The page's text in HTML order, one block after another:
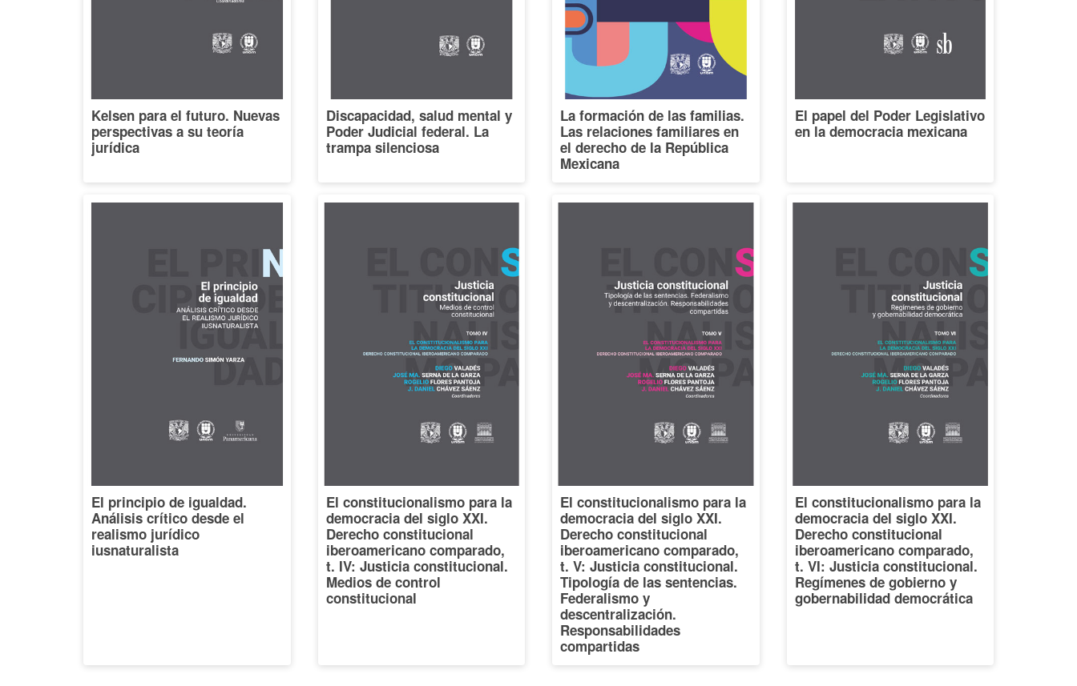
Kelsen para el futuro. Nuevas
perspectivas a su teoría
jurídica
Discapacidad, salud mental y
Poder Judicial federal. La
trampa silenciosa
La formación de las familias.
Las relaciones familiares en
el derecho de la República
Mexicana
El papel del Poder Legislativo
en la democracia mexicana
El principio de igualdad.
Análisis crítico desde el
realismo jurídico
iusnaturalista
El constitucionalismo para la
democracia del siglo XXI.
Derecho constitucional
iberoamericano comparado,
t. IV: Justicia constitucional.
Medios de control
constitucional
El constitucionalismo para la
democracia del siglo XXI.
Derecho constitucional
iberoamericano comparado,
t. V: Justicia constitucional.
Tipología de las sentencias.
Federalismo y
descentralización.
Responsabilidades
compartidas
El constitucionalismo para la
democracia del siglo XXI.
Derecho constitucional
iberoamericano comparado,
t. VI: Justicia constitucional.
Regímenes de gobierno y
gobernabilidad democrática